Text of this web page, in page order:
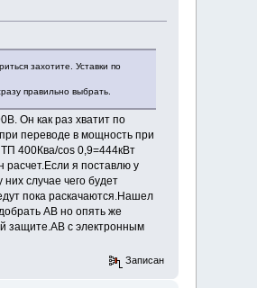
захотите. Уставки по
правильно выбрать.
Он как раз хватит по
переводе в мощность при
400Ква/cos 0,9=444кВт
расчет.Если я поставлю у
случае чего будет
пока раскачаются.Нашел
АВ но опять же
защите.АВ с электронным
Записан